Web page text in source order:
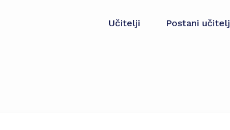
Učitelji Postani učitelj